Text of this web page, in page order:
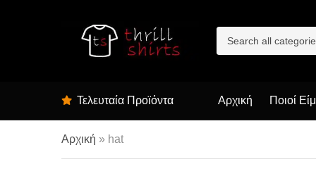
a
g
r
a
Τελευταία Προϊόντα Αρχική Ποιοί
Αρχική » hat